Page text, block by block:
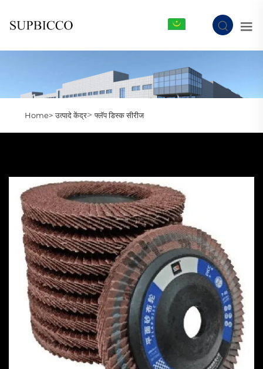
Home> उत्पादे केंद्र>फ्लॅप डिस्क सीरीज